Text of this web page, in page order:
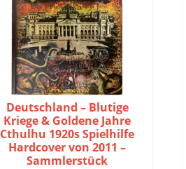
Deutschland – Blutige
Kriege & Goldene Jahre
Cthulhu 1920s Spielhilfe
Hardcover von 2011 –
Sammlerstück